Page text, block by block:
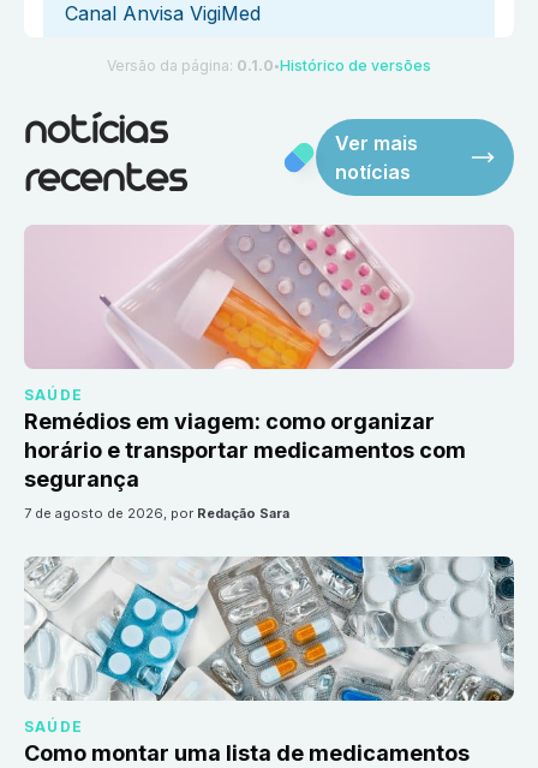
Canal Anvisa VigiMed
Versão da página: 0.1.0 ●Histórico de versões
notícias
recentes
Ver mais
notícias
SAÚDE
Remédios em viagem: como organizar
horário e transportar medicamentos com
segurança
7 de agosto de 2026, por Redação Sara
SAÚDE
Como montar uma lista de medicamentos